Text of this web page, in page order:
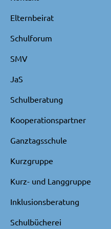
Elternbeirat
Schulforum
SMV
JaS
Schulberatung
Kooperationspartner
Ganztagsschule
Kurzgruppe
Kurz- und Langgruppe
Inklusionsberatung
Schulbücherei